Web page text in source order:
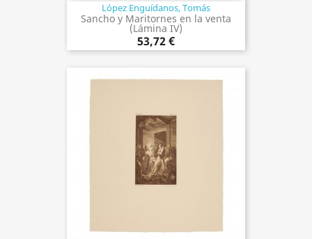
López Enguídanos, Tomás
Sancho y Maritornes en la venta
(Lámina IV)
53,72 €